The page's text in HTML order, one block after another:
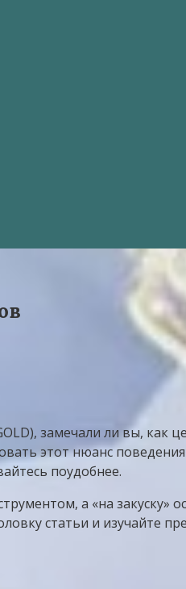
замечали ли вы,
этот нюанс
поудобнее.
а «на закуску»
статьи и